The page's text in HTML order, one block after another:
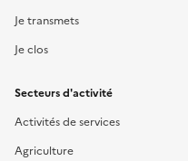
Je transmets
Je clos
Secteurs d'activité
Activités de services
Agriculture